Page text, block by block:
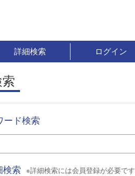
詳細検索 ログイン
ード検索
検索 ※詳細検索には会員登録が必要です